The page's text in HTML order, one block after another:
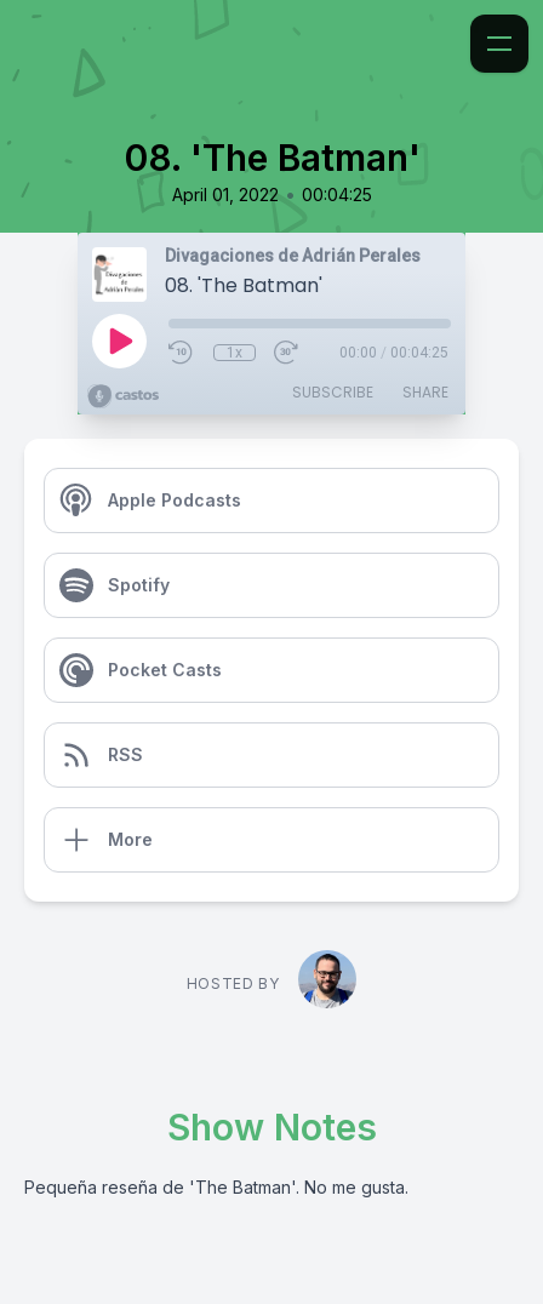
08. 'The Batman'
April 01, 2022 • 00:04:25
Divagaciones de Adrián Perales
08. 'The Batman'
1x 00:00 / 00:04:25
SUBSCRIBE SHARE
Apple Podcasts
Spotify
Pocket Casts
RSS
More
HOSTED BY
Show Notes
Pequeña reseña de 'The Batman'. No me gusta.